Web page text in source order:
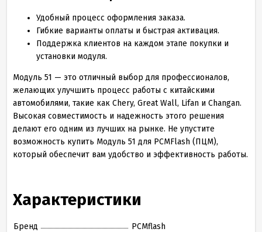
Удобный процесс оформления заказа.
Гибкие варианты оплаты и быстрая активация.
Поддержка клиентов на каждом этапе покупки и
установки модуля.
Модуль 51 — это отличный выбор для профессионалов,
желающих улучшить процесс работы с китайскими
автомобилями, такие как Chery, Great Wall, Lifan и Changan.
Высокая совместимость и надежность этого решения
делают его одним из лучших на рынке. Не упустите
возможность купить Модуль 51 для PCMFlash (ПЦМ),
который обеспечит вам удобство и эффективность работы.
Характеристики
Бренд PCMflash